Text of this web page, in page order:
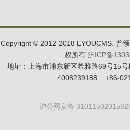
Copyright © 2012-2018 EYOUCMS. 普颂
权所有 沪ICP备
地址：上海市浦东新区希雅路69号15
4008239188 +86-
沪公网安备